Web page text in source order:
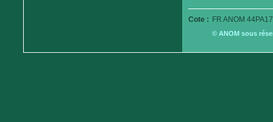
Cote : FR ANOM
© ANOM sous